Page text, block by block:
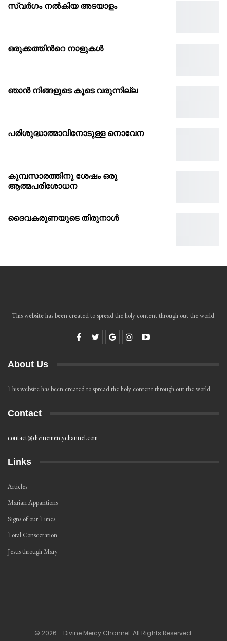
സ്വർഗം നൽകിയ അടയാളം
ഒരുക്കത്തിൻറെ നാളുകൾ
ഞാൻ നിങ്ങളുടെ കൂടെ വരുന്നില്ല
പരിശുദ്ധാത്മാവിനോടുള്ള നൊവേന
കുമ്പസാരത്തിനു ശേഷം ഒരു
ആത്മപരിശോധന
ദൈവകരുണയുടെ തിരുനാൾ
This website has been created to spread the holy content through out the world.
About Us
This website has been created to spread the holy content through out the world.
Contact
contact@divinemercychannel.com
Links
Articles
Marian Apparitions
Signs of our Times
Total Consecration
Jesus through Mary
© 2026 - Divine Mercy Channel. All Rights Reserved.